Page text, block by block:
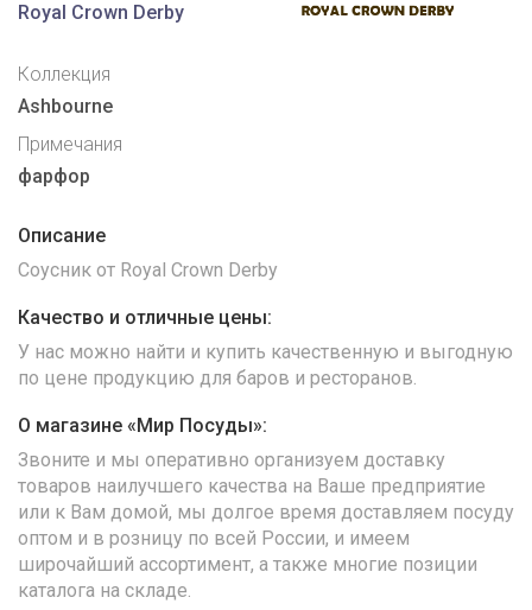
Royal Crown Derby
Коллекция
Ashbourne
Примечания
фарфор
Описание
Соусник от Royal Crown Derby
Качество и отличные цены:
У нас можно найти и купить качественную и выгодную
по цене продукцию для баров и ресторанов.
О магазине «Мир Посуды»:
Звоните и мы оперативно организуем доставку
товаров наилучшего качества на Ваше предприятие
или к Вам домой, мы долгое время доставляем посуду
оптом и в розницу по всей России, и имеем
широчайший ассортимент, а также многие позиции
каталога на складе.